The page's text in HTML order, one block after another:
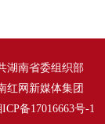
湖南省委组织部
红网新媒体集团
备17016663号-1